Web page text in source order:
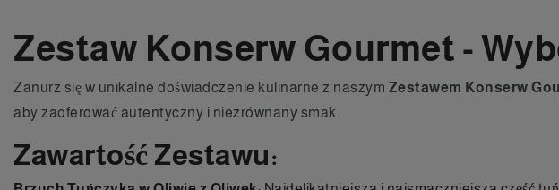
Zestaw Konserw Gourmet -
Zanurz się w unikalne doświadczenie kulinarne z naszym Zestawem Konserw
aby zaoferować autentyczny i niezrównany smak.
Zawartość Zestawu: